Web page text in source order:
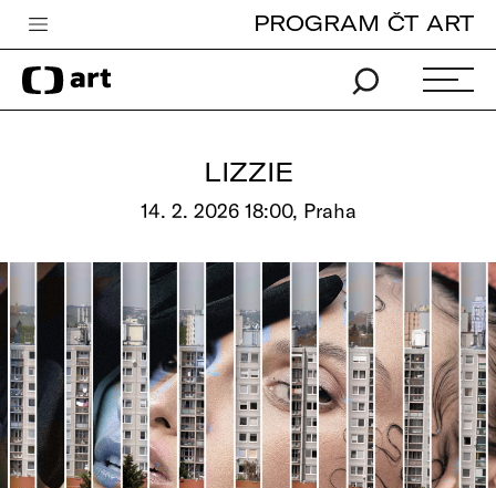
Česká televize
Zpravodajství
Pro děti
edu
Vše o ČT
PROGRAM ČT ART
LIZZIE
14. 2. 2026 18:00, Praha